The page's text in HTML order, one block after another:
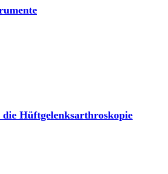
Hüftgelenksarthroskopie